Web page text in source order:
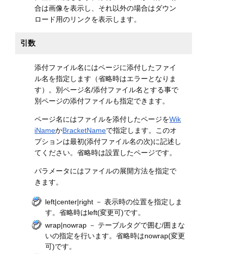
合は画像を表示し、それ以外の場合はダウン
ロード用のリンクを表示します。
引数
添付ファイル名にはページに添付したファイ
ル名を指定します（省略時はエラーとなりま
す）。別ページ名/添付ファイル名とする事で
別ページの添付ファイルも指定できます。
ページ名にはファイルを添付したページをWik
iNameかBracketNameで指定します。このオ
プションは最初(添付ファイル名の次)に記述し
てください。省略時は設置したページです。
パラメータにはファイルの展開方法を指定で
きます。
left|center|right － 表示時の位置を指定しま
す。省略時はleft(変更可)です。
wrap|nowrap － テーブルタグで囲む/囲まな
いの指定を行います。省略時はnowrap(変更
可)です。